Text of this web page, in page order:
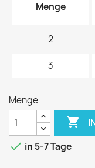
Menge
2
3
Menge

 in 5-7 Tage